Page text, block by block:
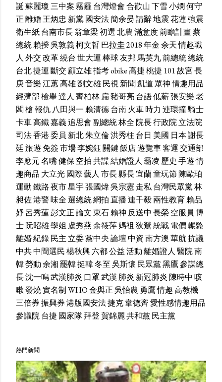
誕蘇麗瓊三中案霧霾 台灣燈會合歡山下雪小嫻何守
正離婚王炳忠 新黨國安法簡余晏請辭地震花蓮強震
衛生紙台南市長翁章梁初選北農滿意度前瞻計畫蔡
總統賴揆吳敦義柯文哲巴拉圭2018年金余天情趣職
人 外交改革繞台 世大運棒球友邦馬英九前總統總統
台北捷運斷交 顧立雄指考obike高捷桃捷 101故宮長
庚音樂江蕙高雄劉文雄民視新聞凱道 眾神情趣用品
經濟部檢舉達人 齊柏林 扁豬哥亮台語低薪張安樂老
闆槍報仇 八田與一賴清德台南火車時力 連環撞騎士
卡車高鐵嘉義追思會副總統林全院長行政院立法院
司法香港委員 新北朱立倫洪秀柱 台日 美國 日本謝長
廷旅遊 免簽市場李婉鈺關鍵飯店遊覽車客運交通部
李應元名嘴健保空拍共諜結婚證人 霸凌 歷史 手遊情
趣商品 大立光國際藝人 市長縣長宜蘭童玩節陳歐珀
運動鐵路夜市星宇張國煒吳宗憲走私台灣民眾黨林
昶佐港警味全選總統網拍直播連千毅兩性教育賴品
妤呂秀蓮彭文正論文東石賴神 反送中 長榮空服員 博
士阮昭雄學姐 盧秀燕余筱萍媽祖 狄鶯統戰電價輾斃
離婚紀錄民主 立委黨中央論壇中資南方澳華航抗議
中共中間選民楊秋興六都公益活動離婚證人 醫院南
韓勞動余湘罷韓挺韓冬至吳斯懷 民眾黨黑鷹參謀總
長沈一鳴武漢肺炎 口罩武漢 肺炎 新冠肺炎陳時中 咳
嗽發燒實名制WHO金與正吳怡農 勇鷹情趣高教機
三倍券振興券港版國安法捷克韋德齊愛性感情趣用品
參議院台捷 國家隊拜登賀錦麗共和黨民主黨
熱門新聞